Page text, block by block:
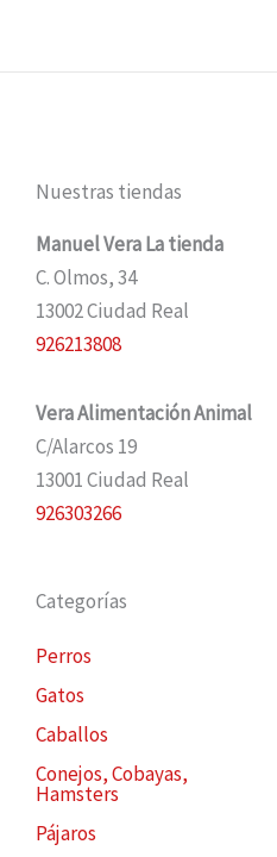
Nuestras tiendas
Manuel Vera La tienda
C. Olmos, 34
13002 Ciudad Real
926213808
Vera Alimentación Animal
C/Alarcos 19
13001 Ciudad Real
926303266
Categorías
Perros
Gatos
Caballos
Conejos, Cobayas,
Hamsters
Pájaros